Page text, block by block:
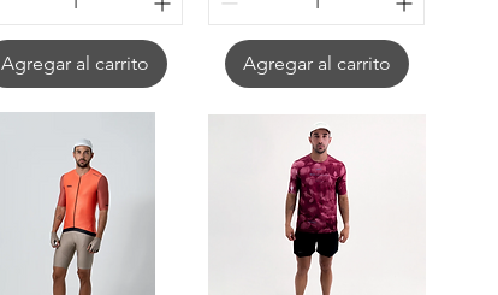
Agregar al carrito Agregar al carrito